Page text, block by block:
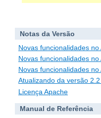
Notas da Versão
Novas funcionalidades
Novas funcionalidades no
Novas funcionalidades no
Atualizando da versão
Licença Apache
Manual de Referência